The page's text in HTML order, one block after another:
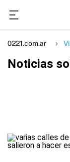
0221.com.ar
Noticias